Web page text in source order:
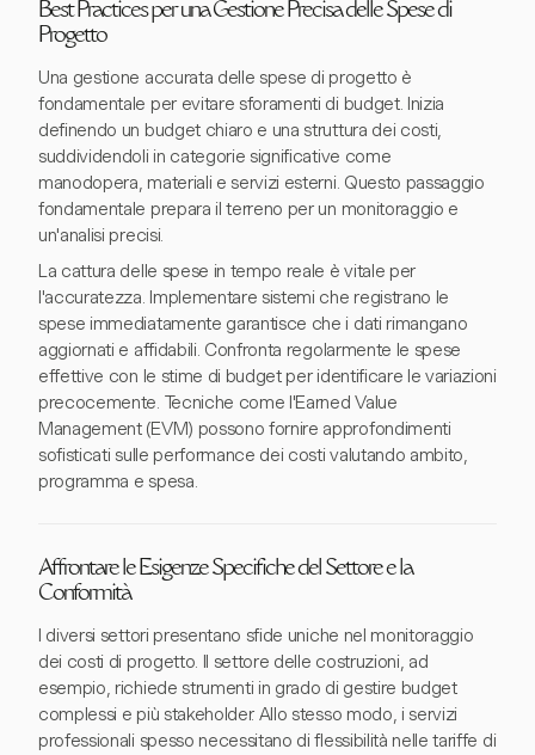
Best Practices per una Gestione Precisa delle Spese di
Progetto
Una gestione accurata delle spese di progetto è
fondamentale per evitare sforamenti di budget. Inizia
definendo un budget chiaro e una struttura dei costi,
suddividendoli in categorie significative come
manodopera, materiali e servizi esterni. Questo passaggio
fondamentale prepara il terreno per un monitoraggio e
un'analisi precisi.
La cattura delle spese in tempo reale è vitale per
l'accuratezza. Implementare sistemi che registrano le
spese immediatamente garantisce che i dati rimangano
aggiornati e affidabili. Confronta regolarmente le spese
effettive con le stime di budget per identificare le variazioni
precocemente. Tecniche come l'Earned Value
Management (EVM) possono fornire approfondimenti
sofisticati sulle performance dei costi valutando ambito,
programma e spesa.
Affrontare le Esigenze Specifiche del Settore e la
Conformità
I diversi settori presentano sfide uniche nel monitoraggio
dei costi di progetto. Il settore delle costruzioni, ad
esempio, richiede strumenti in grado di gestire budget
complessi e più stakeholder. Allo stesso modo, i servizi
professionali spesso necessitano di flessibilità nelle tariffe di